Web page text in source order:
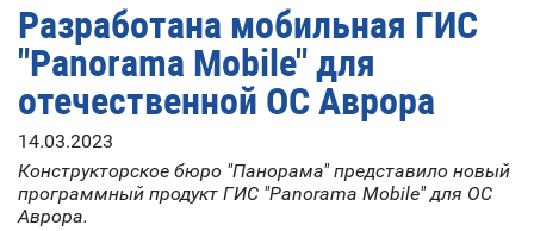
Разработана мобильная ГИС
"Panorama Mobile" для
отечественной ОС Аврора
14.03.2023
Конструкторское бюро "Панорама" представило новый
программный продукт ГИС "Panorama Mobile" для ОС
Аврора.